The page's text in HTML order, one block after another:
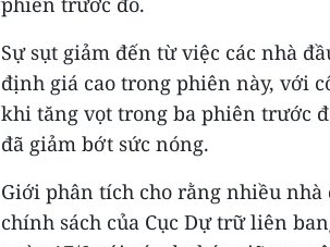
Sự sụt giảm đến từ việc các nhà
định giá cao trong phiên này, với
khi tăng vọt trong ba phiên trước
đã giảm bớt sức nóng.
Giới phân tích cho rằng nhiều
chính sách của Cục Dự trữ liên